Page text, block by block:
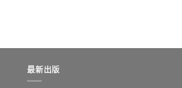
最新出版